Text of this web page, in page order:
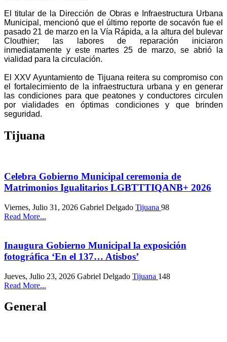
El titular de la Dirección de Obras e Infraestructura Urbana
Municipal, mencionó que el último reporte de socavón fue el
pasado 21 de marzo en la Vía Rápida, a la altura del bulevar
Clouthier; las labores de reparación iniciaron
inmediatamente y este martes 25 de marzo, se abrió la
vialidad para la circulación.
El XXV Ayuntamiento de Tijuana reitera su compromiso con
el fortalecimiento de la infraestructura urbana y en generar
las condiciones para que peatones y conductores circulen
por vialidades en óptimas condiciones y que brinden
seguridad.
Tijuana
Celebra Gobierno Municipal ceremonia de
Matrimonios Igualitarios LGBTTTIQANB+ 2026
Viernes, Julio 31, 2026 Gabriel Delgado Tijuana 98
Read More...
Inaugura Gobierno Municipal la exposición
fotográfica ‘En el 137… Atisbos’
Jueves, Julio 23, 2026 Gabriel Delgado Tijuana 148
Read More...
General